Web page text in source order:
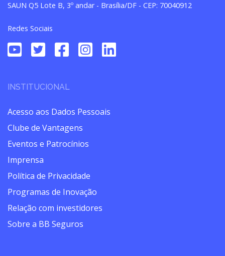
SAUN Q5 Lote B, 3º andar - Brasília/DF - CEP: 70040912
Redes Sociais
INSTITUCIONAL
Acesso aos Dados Pessoais
Clube de Vantagens
Eventos e Patrocínios
Imprensa
Política de Privacidade
Programas de Inovação
Relação com investidores
Sobre a BB Seguros